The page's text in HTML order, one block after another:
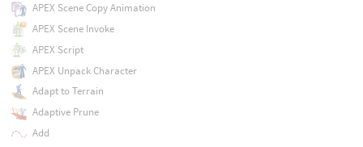
APEX Scene Copy Animation
APEX Scene Invoke
APEX Script
APEX Unpack Character
Adapt to Terrain
Adaptive Prune
Add